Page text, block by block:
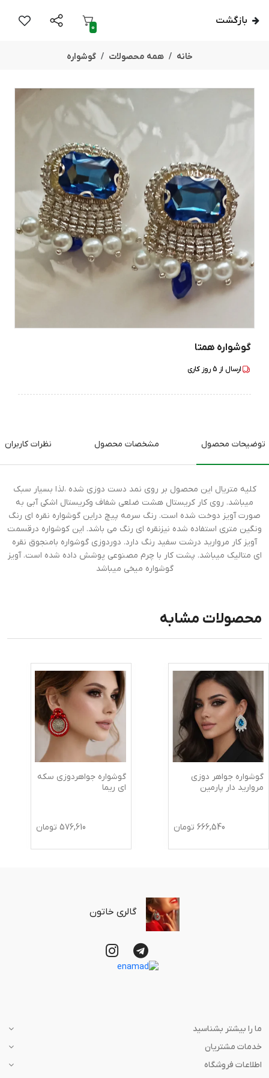
بازگشت
0
خانه همه محصولات گوشواره
گوشواره همتا
ارسال از 5روز کاری
توضیحات محصول مشخصات محصول نظرات کاربران
کلیه متریال این محصول بر روی نمد دست دوزی شده ،لذا بسیار سبک
میباشد. روی کار کریستال هشت ضلعی شفاف وکریستال اشکی آبی به
صورت آویز دوخت شده است. رنگ سرمه پیچ دراین گوشواره نقره ای رنگ
ونگین متری استفاده شده نیزنقره ای رنگ می باشد. این کوشواره درقسمت
آویز کار مروارید درشت سفید رنگ دارد. دوردوزی گوشواره بامنجوق نقره
ای متالیک میباشد. پشت کار با چرم مصنوعی پوشش داده شده است. آویز
گوشواره میخی میباشد
محصولات مشابه
گوشواره جواهر دوزی
مروارید دار پارمین
666,540 تومان
گوشواره جواهردوزی سکه
ای ریما
576,610 تومان
گالری خاتون
ما را بیشتر بشناسید
خدمات مشتریان
اطلاعات فروشگاه